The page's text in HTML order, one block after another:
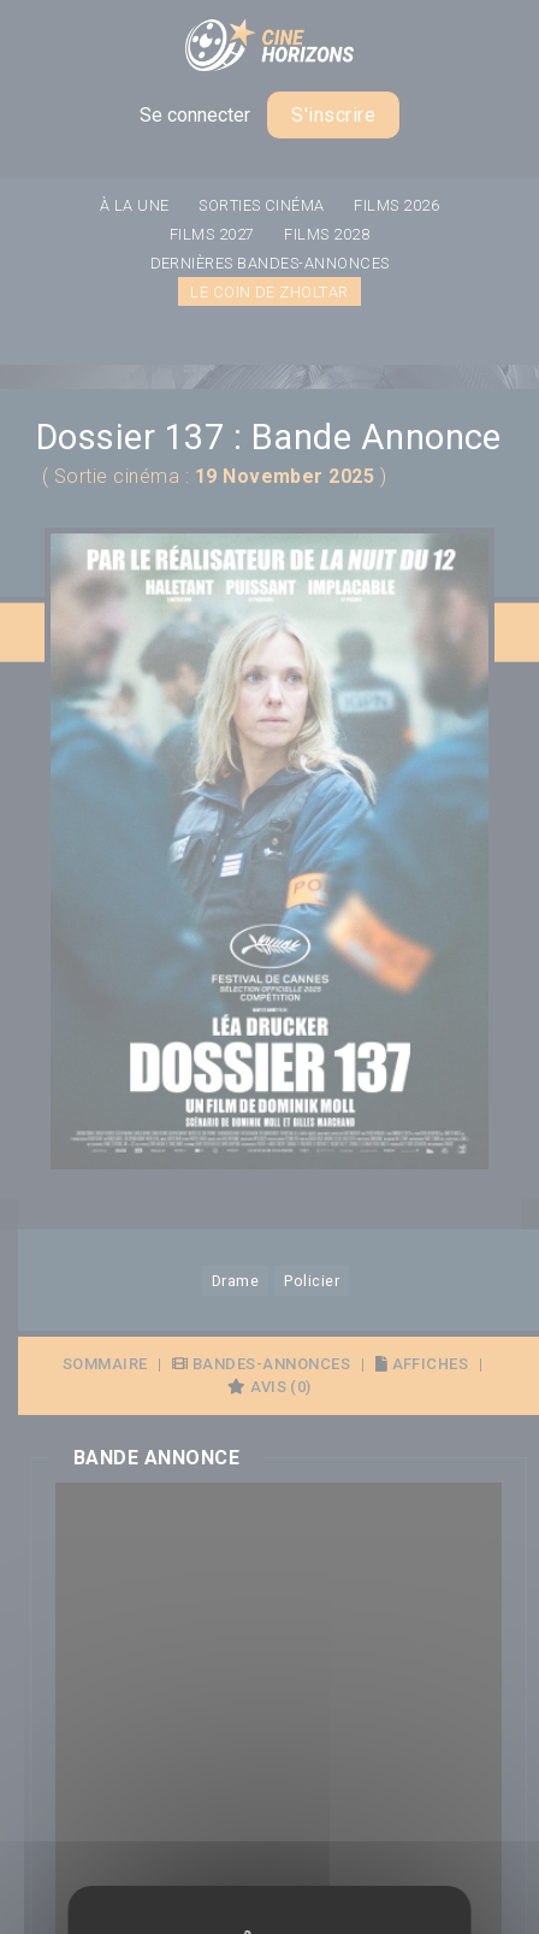
Se connecter S'inscrire
À LA UNE SORTIES CINÉMA
FILMS 2026
FILMS 2027
FILMS 2028
DERNIÈRES BANDES-ANNONCES
LE COIN DE ZHOLTAR
Dossier 137 : Bande Annonce
( Sortie cinéma : 19 November 2025 )
Drame Policier
SOMMAIRE | BANDES-ANNONCES | AFFICHES
|
AVIS (0)
BANDE ANNONCE
Panneau de gestion des cookies